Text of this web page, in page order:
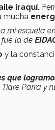
iraquí.
mucha
mi escuela
la de
y la
que
Parra y